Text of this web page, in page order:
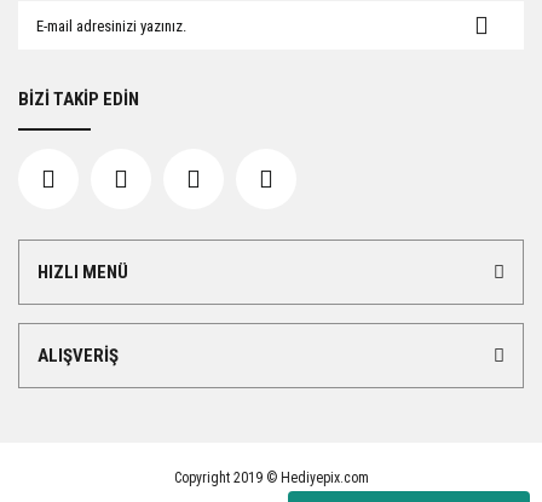
HIZLI MENÜ
ALIŞVERİŞ
BİZİ TAKİP EDİN
Copyright 2019 © Hediyepix.com